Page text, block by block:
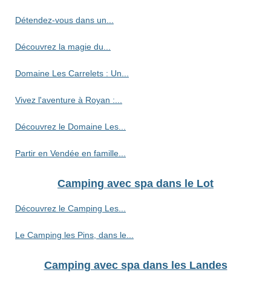
Détendez-vous dans un...
Découvrez la magie du...
Domaine Les Carrelets : Un...
Vivez l'aventure à Royan :...
Découvrez le Domaine Les...
Partir en Vendée en famille...
Camping avec spa dans le Lot
Découvrez le Camping Les...
Le Camping les Pins, dans le...
Camping avec spa dans les Landes